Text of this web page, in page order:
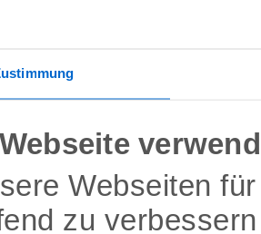
Webseiten
zu